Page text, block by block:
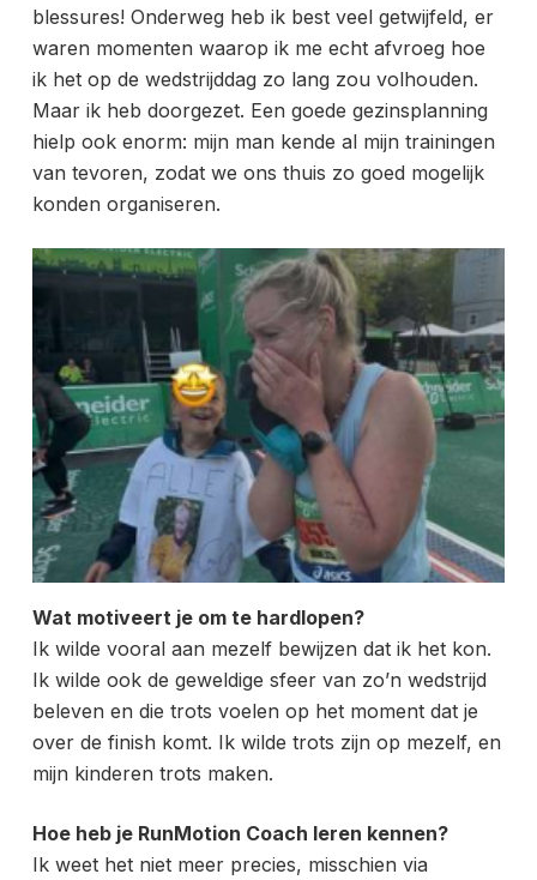
blessures! Onderweg heb ik best veel getwijfeld, er
waren momenten waarop ik me echt afvroeg hoe
ik het op de wedstrijddag zo lang zou volhouden.
Maar ik heb doorgezet. Een goede gezinsplanning
hielp ook enorm: mijn man kende al mijn trainingen
van tevoren, zodat we ons thuis zo goed mogelijk
konden organiseren.
Wat motiveert je om te hardlopen?
Ik wilde vooral aan mezelf bewijzen dat ik het kon.
Ik wilde ook de geweldige sfeer van zo’n wedstrijd
beleven en die trots voelen op het moment dat je
over de finish komt. Ik wilde trots zijn op mezelf, en
mijn kinderen trots maken.
Hoe heb je RunMotion Coach leren kennen?
Ik weet het niet meer precies, misschien via